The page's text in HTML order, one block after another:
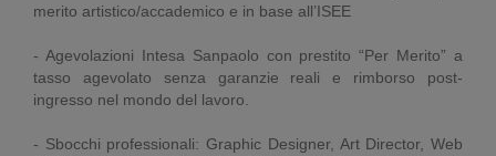
merito artistico/accademico e in base all’ISEE
- Agevolazioni Intesa Sanpaolo con prestito “Per Merito” a
tasso agevolato senza garanzie reali e rimborso post-
ingresso nel mondo del lavoro.
- Sbocchi professionali: Graphic Designer, Art Director, Web